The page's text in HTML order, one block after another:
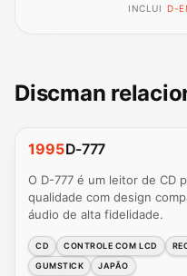
INCLUI D-
Discman
1995D-777
O D-777 é um leitor de CD
qualidade com design
áudio de alta fidelidade.
CD CONTROLE COM LCD
GUMSTICK
JAPÃO